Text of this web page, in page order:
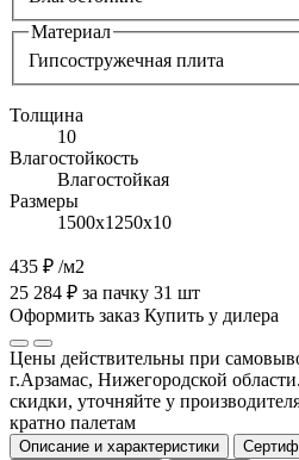
Материал
Гипсостружечная плита
Толщина
10
Влагостойкость
Влагостойкая
Размеры
1500х1250х10
435 ₽ /м2
25 284 ₽ за пачку 31 шт
Оформить заказ Купить у дилера
Цены действительны при
г.Арзамас, Нижегородской
скидки, уточняйте у
кратно палетам
Описание и характеристики